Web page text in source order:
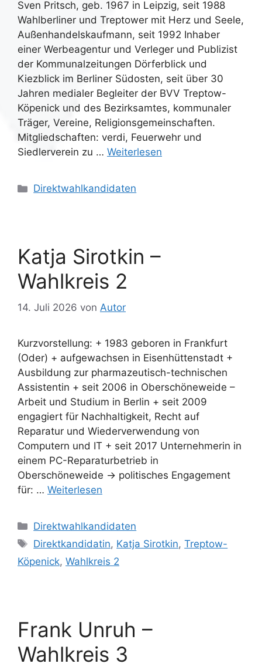
Sven Pritsch, geb. 1967 in Leipzig, seit 1988
Wahlberliner und Treptower mit Herz und Seele,
Außenhandelskaufmann, seit 1992 Inhaber
einer Werbeagentur und Verleger und Publizist
der Kommunalzeitungen Dörferblick und
Kiezblick im Berliner Südosten, seit über 30
Jahren medialer Begleiter der BVV Treptow-
Köpenick und des Bezirksamtes, kommunaler
Träger, Vereine, Religionsgemeinschaften.
Mitgliedschaften: verdi, Feuerwehr und
Siedlerverein zu … Weiterlesen
Kategorien
Direktwahlkandidaten
Katja Sirotkin –
Wahlkreis 2
14. Juli 2026 von Autor
Kurzvorstellung: + 1983 geboren in Frankfurt
(Oder) + aufgewachsen in Eisenhüttenstadt +
Ausbildung zur pharmazeutisch-technischen
Assistentin + seit 2006 in Oberschöneweide –
Arbeit und Studium in Berlin + seit 2009
engagiert für Nachhaltigkeit, Recht auf
Reparatur und Wiederverwendung von
Computern und IT + seit 2017 Unternehmerin in
einem PC-Reparaturbetrieb in
Oberschöneweide -> politisches Engagement
für: … Weiterlesen
Kategorien
Direktwahlkandidaten
Schlagwörter
Direktkandidatin, Katja Sirotkin,Treptow-
Köpenick, Wahlkreis 2
Frank Unruh –
Wahlkreis 3